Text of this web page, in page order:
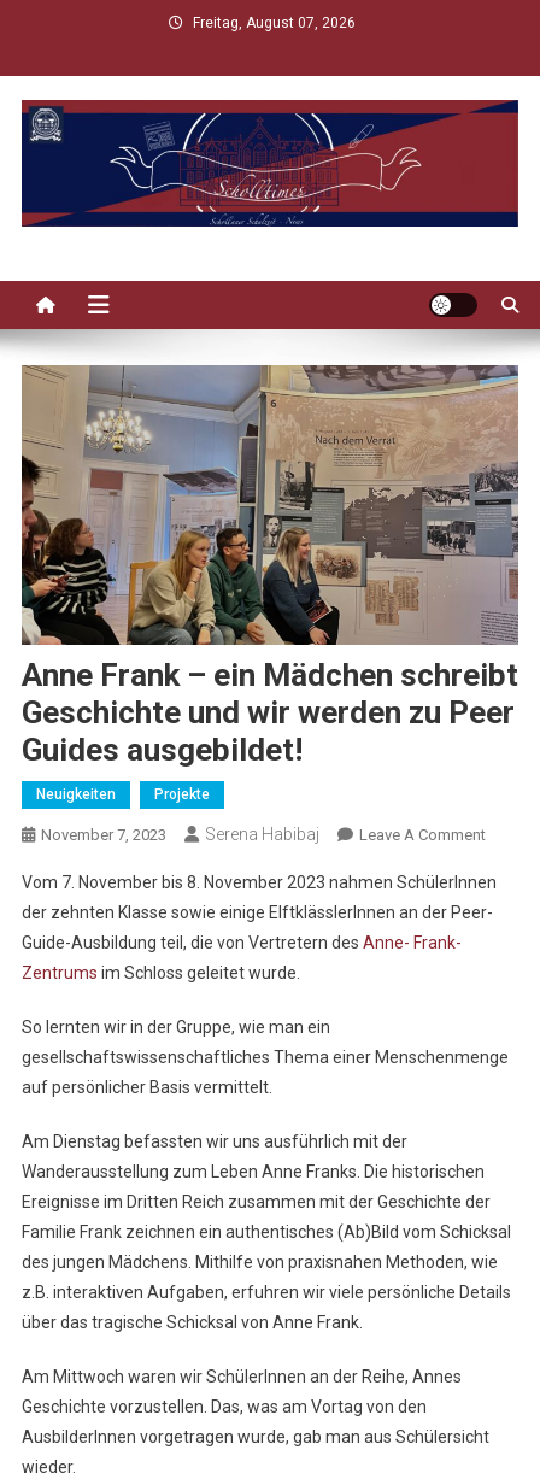
content
Freitag, August 07, 2026
Anne Frank – ein Mädchen schreibt
Geschichte und wir werden zu Peer
Guides ausgebildet!
Neuigkeiten Projekte
November 7, 2023 Serena Habibaj Leave A CommentOn
Frank
–
Und
Guides
Vom 7. November bis 8. November 2023 nahmen SchülerInnen
der zehnten Klasse sowie einige ElftklässlerInnen an der Peer-
Guide-Ausbildung teil, die von Vertretern des Anne- Frank-
Zentrums im Schloss geleitet wurde.
So lernten wir in der Gruppe, wie man ein
gesellschaftswissenschaftliches Thema einer Menschenmenge
auf persönlicher Basis vermittelt.
Am Dienstag befassten wir uns ausführlich mit der
Wanderausstellung zum Leben Anne Franks. Die historischen
Ereignisse im Dritten Reich zusammen mit der Geschichte der
Familie Frank zeichnen ein authentisches (Ab)Bild vom Schicksal
des jungen Mädchens. Mithilfe von praxisnahen Methoden, wie
z.B. interaktiven Aufgaben, erfuhren wir viele persönliche Details
über das tragische Schicksal von Anne Frank.
Am Mittwoch waren wir SchülerInnen an der Reihe, Annes
Geschichte vorzustellen. Das, was am Vortag von den
AusbilderInnen vorgetragen wurde, gab man aus Schülersicht
wieder.